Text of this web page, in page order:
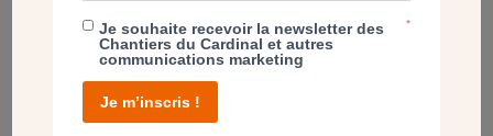
POUR MIEUX COMPRENDRE LES ENJEUX ET LES
ATTENTES.
DE CE RECENSEMENT EXHAUSTIF DU « PLUS
GRAND MUSÉE DE FRANCE »
Je souhaite recevoir la newsletter des
Chantiers du Cardinal et autres
communications marketing
*
Je m’inscris !